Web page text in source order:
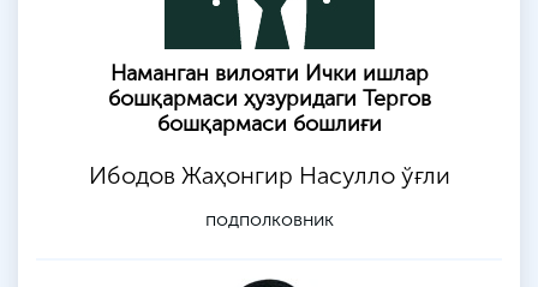
Наманган вилояти Ички ишлар
бошқармаси ҳузуридаги Тергов
бошқармаси бошлиғи
Ибодов Жаҳонгир Насулло ўғли
подполковник